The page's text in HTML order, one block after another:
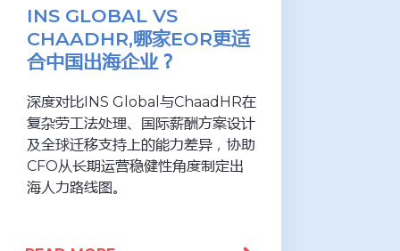
INS GLOBAL VS
CHAADHR,哪家EOR更适
合中国出海企业？
深度对比INS Global与ChaadHR在
复杂劳工法处理、国际薪酬方案设计
及全球迁移支持上的能力差异，协助
CFO从长期运营稳健性角度制定出
海人力路线图。